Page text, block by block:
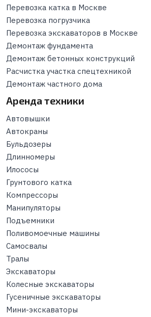
Перевозка катка в Москве
Перевозка погрузчика
Перевозка экскаваторов в Москве
Демонтаж фундамента
Демонтаж бетонных конструкций
Расчистка участка спецтехникой
Демонтаж частного дома
Аренда техники
Автовышки
Автокраны
Бульдозеры
Длинномеры
Илососы
Грунтового катка
Компрессоры
Манипуляторы
Подъемники
Поливомоечные машины
Самосвалы
Тралы
Экскаваторы
Колесные экскаваторы
Гусеничные экскаваторы
Мини-экскаваторы